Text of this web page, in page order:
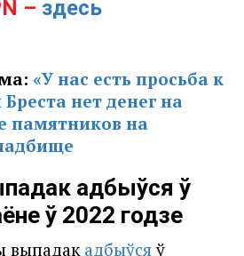
– здесь
«У нас есть просьба к
нет денег на
памятников на
адбыўся ў
ў 2022 годзе
выпадак адбыўсяў